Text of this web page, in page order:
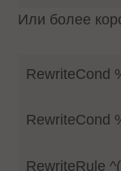
Или более
RewriteCond
RewriteCond
RewriteRule